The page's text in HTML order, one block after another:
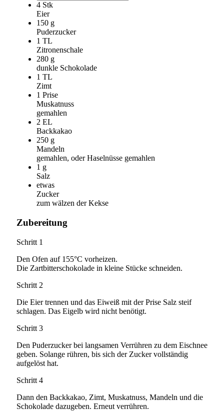
4 Stk
Eier
150 g
Puderzucker
1 TL
Zitronenschale
280 g
dunkle Schokolade
1 TL
Zimt
1 Prise
Muskatnuss
gemahlen
2 EL
Backkakao
250 g
Mandeln
gemahlen, oder Haselnüsse gemahlen
1 g
Salz
etwas
Zucker
zum wälzen der Kekse
Zubereitung
Schritt 1
Den Ofen auf 155°C vorheizen.
Die Zartbitterschokolade in kleine Stücke schneiden.
Schritt 2
Die Eier trennen und das Eiweiß mit der Prise Salz steif
schlagen. Das Eigelb wird nicht benötigt.
Schritt 3
Den Puderzucker bei langsamen Verrühren zu dem Eischnee
geben. Solange rühren, bis sich der Zucker vollständig
aufgelöst hat.
Schritt 4
Dann den Backkakao, Zimt, Muskatnuss, Mandeln und die
Schokolade dazugeben. Erneut verrühren.